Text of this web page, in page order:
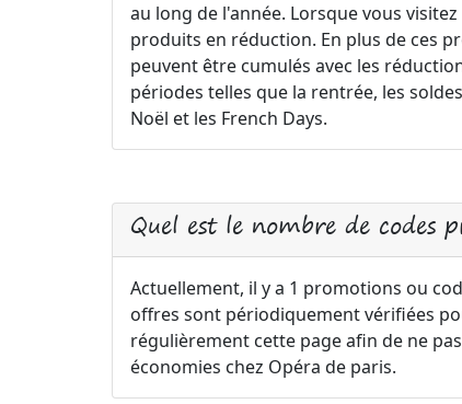
au long de l'année. Lorsque vous
produits en réduction. En plus de ces
peuvent être cumulés avec les
périodes telles que la rentrée, les
Noël et les French Days.
Quel est le nombre de codes
Actuellement, il y a 1 promotions ou
offres sont périodiquement vérifiées
régulièrement cette page afin de ne
économies chez Opéra de paris.